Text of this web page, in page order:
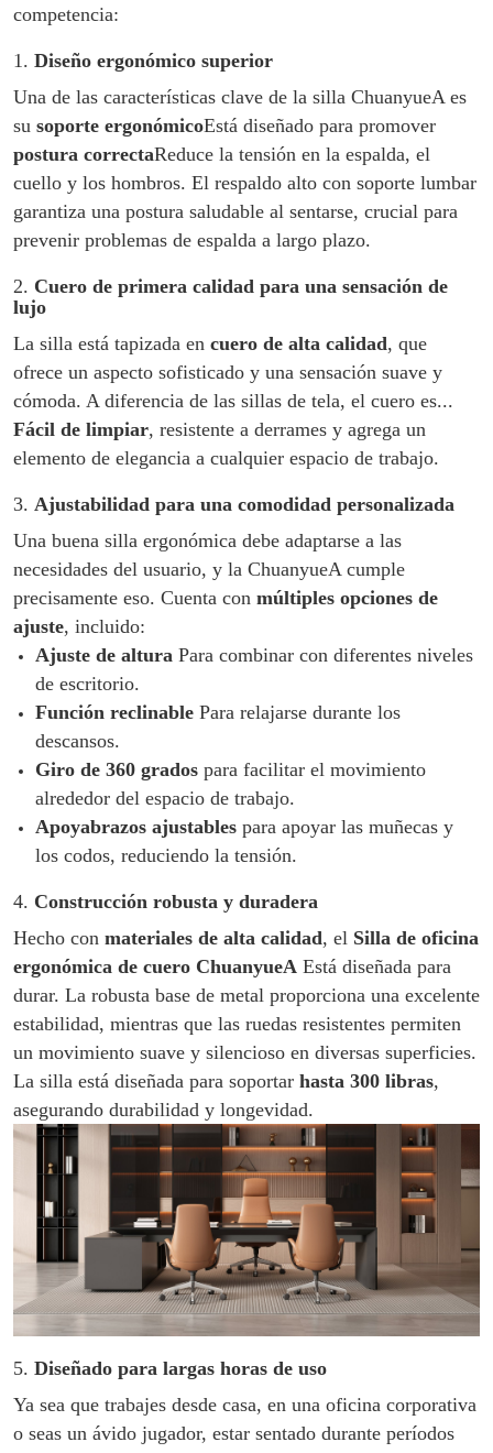
competencia:
1. Diseño ergonómico superior
Una de las características clave de la silla ChuanyueA es
su soporte ergonómicoEstá diseñado para promover
postura correctaReduce la tensión en la espalda, el
cuello y los hombros. El respaldo alto con soporte lumbar
garantiza una postura saludable al sentarse, crucial para
prevenir problemas de espalda a largo plazo.
2. Cuero de primera calidad para una sensación de
lujo
La silla está tapizada en cuero de alta calidad, que
ofrece un aspecto sofisticado y una sensación suave y
cómoda. A diferencia de las sillas de tela, el cuero es...
Fácil de limpiar, resistente a derrames y agrega un
elemento de elegancia a cualquier espacio de trabajo.
3. Ajustabilidad para una comodidad personalizada
Una buena silla ergonómica debe adaptarse a las
necesidades del usuario, y la ChuanyueA cumple
precisamente eso. Cuenta con múltiples opciones de
ajuste, incluido:
Ajuste de altura Para combinar con diferentes niveles
de escritorio.
Función reclinable Para relajarse durante los
descansos.
Giro de 360 ​​grados para facilitar el movimiento
alrededor del espacio de trabajo.
Apoyabrazos ajustables para apoyar las muñecas y
los codos, reduciendo la tensión.
4. Construcción robusta y duradera
Hecho con materiales de alta calidad, el Silla de oficina
ergonómica de cuero ChuanyueA Está diseñada para
durar. La robusta base de metal proporciona una excelente
estabilidad, mientras que las ruedas resistentes permiten
un movimiento suave y silencioso en diversas superficies.
La silla está diseñada para soportar hasta 300 libras,
asegurando durabilidad y longevidad.
5. Diseñado para largas horas de uso
Ya sea que trabajes desde casa, en una oficina corporativa
o seas un ávido jugador, estar sentado durante períodos